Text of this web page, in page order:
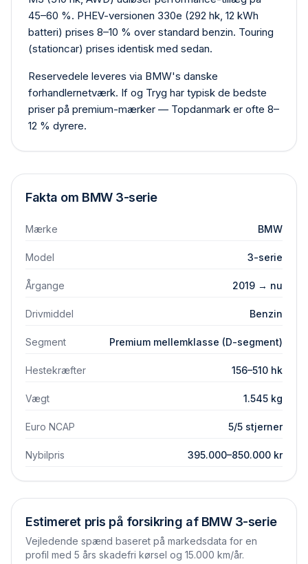
45–60 %. PHEV-versionen 330e (292 hk, 12 kWh
batteri) prises 8–10 % over standard benzin. Touring
(stationcar) prises identisk med sedan.
Reservedele leveres via BMW's danske
forhandlernetværk. If og Tryg har typisk de bedste
priser på premium-mærker — Topdanmark er ofte 8–
12 % dyrere.
Fakta om BMW 3-serie
Mærke BMW
Model 3-serie
Årgange 2019 → nu
Drivmiddel Benzin
Segment Premium mellemklasse (D-segment)
Hestekræfter 156–510 hk
Vægt 1.545 kg
Euro NCAP 5/5 stjerner
Nybilpris 395.000–850.000 kr
Estimeret pris på forsikring af BMW 3-serie
Vejledende spænd baseret på markedsdata for en
profil med 5 års skadefri kørsel og 15.000 km/år.